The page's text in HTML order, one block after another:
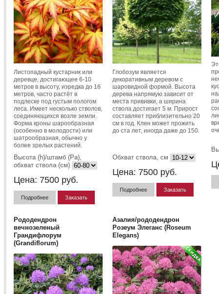
Листопадный кустарник или
деревце, достигающее 6-10
метров в высоту, изредка до 16
метров, часто растёт в
подлеске под густым пологом
леса. Имеет несколько стволов,
соединяющихся возле земли.
Форма кроны шарообразная
(особенно в молодости) или
шатрообразная, обычно у
более зрелых растений.
Высота (h)/штамб (Pa),
обхват ствола (см)
Цена: 7500 руб.
Подробнее Заказать
Глобозум является
декоративным деревом с
шаровидной формой. Высота
дерева напрямую зависит от
места прививки, а ширина
ствола достигает 5 м. Прирост
составляет приблизительно 20
см в год. Клен может прожить
до ста лет, иногда даже до 150.
Обхват ствола, см
Цена: 7500 руб.
Подробнее Заказать
Рододендрон
вечнозеленый
Грандифлорум
(Grandiflorum)
Азалия/рододендрон
Розеум Элеганс (Roseum
Elegans)